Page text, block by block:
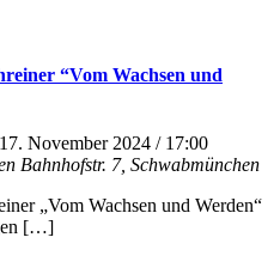
“Vom Wachsen und
17. November 2024 / 17:00
Bahnhofstr. 7, Schwabmünchen
„Vom Wachsen und Werden“
[…]